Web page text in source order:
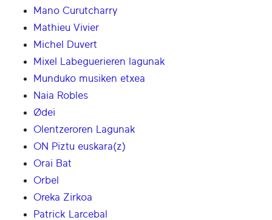
Mano Curutcharry
Mathieu Vivier
Michel Duvert
Mixel Labeguerieren lagunak
Munduko musiken etxea
Naia Robles
Ødei
Olentzeroren Lagunak
ON Piztu euskara(z)
Orai Bat
Orbel
Oreka Zirkoa
Patrick Larcebal